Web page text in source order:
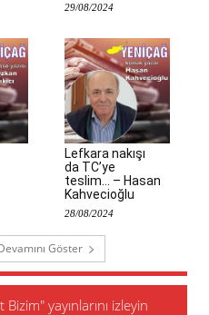
29/08/2024
Lefkara nakışı
da TC’ye
teslim… – Hasan
Kahvecioğlu
28/08/2024
Göster
yayınlarını izleyin